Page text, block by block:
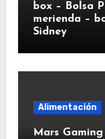
box – Bolsa
merienda –
Sidney
Alimentación
Mars